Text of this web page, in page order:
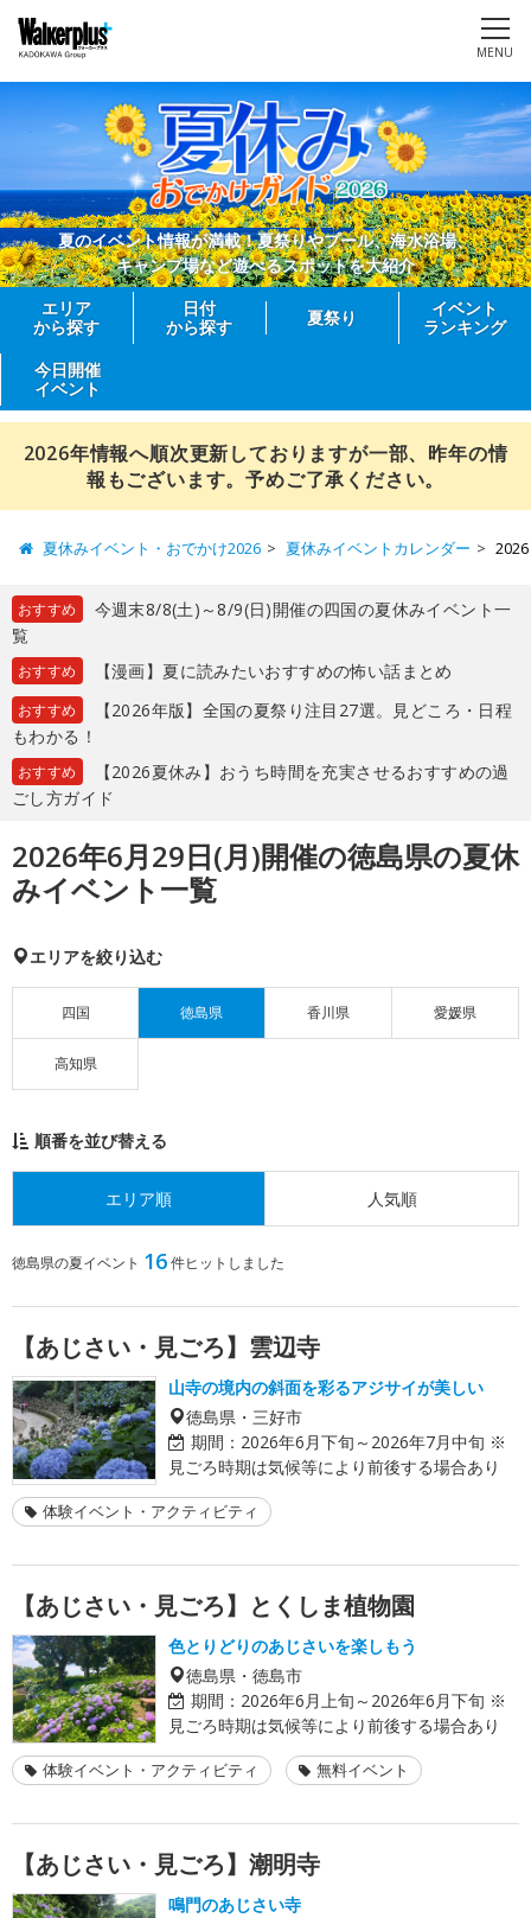
MENU
夏のイベント情報が満載！夏祭りやプール、海水浴場、
キャンプ場など遊べるスポットを大紹介
エリア
から探す
日付
から探す
夏祭り
イベント
ランキング
今日開催
イベント
2026年情報へ順次更新しておりますが一部、昨年の情
報もございます。予めご了承ください。
夏休みイベント・おでかけ2026 夏休みイベントカレンダー
おすすめ
今週末8/8(土)～8/9(日)開催の四国の夏休みイベント一
覧
おすすめ 【漫画】夏に読みたいおすすめの怖い話まとめ
おすすめ
【2026年版】全国の夏祭り注目27選。見どころ・日程
もわかる！
おすすめ
【2026夏休み】おうち時間を充実させるおすすめの過
ごし方ガイド
2026年6月29日(月)開催の徳島県の夏休
みイベント一覧
エリアを絞り込む
四国 徳島県 香川県 愛媛県
高知県
順番を並び替える
エリア順 人気順
徳島県の夏イベント 16件ヒットしました
【あじさい・見ごろ】雲辺寺
山寺の境内の斜面を彩るアジサイが美しい
徳島県・三好市
期間： 2026年6月下旬～2026年7月中旬 ※
見ごろ時期は気候等により前後する場合あり
体験イベント・アクティビティ
【あじさい・見ごろ】とくしま植物園
色とりどりのあじさいを楽しもう
徳島県・徳島市
期間： 2026年6月上旬～2026年6月下旬 ※
見ごろ時期は気候等により前後する場合あり
体験イベント・アクティビティ 無料イベント
【あじさい・見ごろ】潮明寺
鳴門のあじさい寺